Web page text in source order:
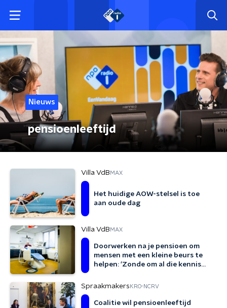
Nieuws
pensioenleeftijd
Villa VdB MAX
Het huidige AOW-stelsel is toe
aan oude dag
Villa VdB MAX
Doorwerken na je pensioen om
mensen met een kleine beurs te
helpen: 'Zonde om al die kennis
Spraakmakers KRO-NCRV
Coalitie wil pensioenleeftijd